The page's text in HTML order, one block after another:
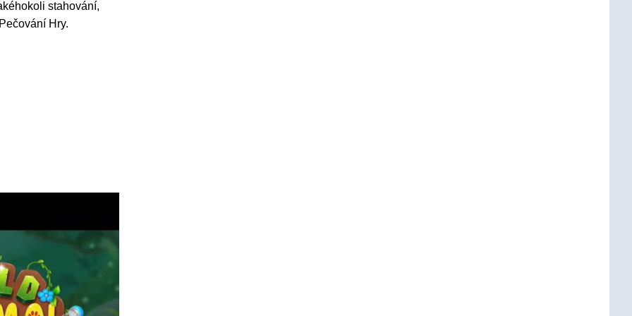
stahování,
Hry.